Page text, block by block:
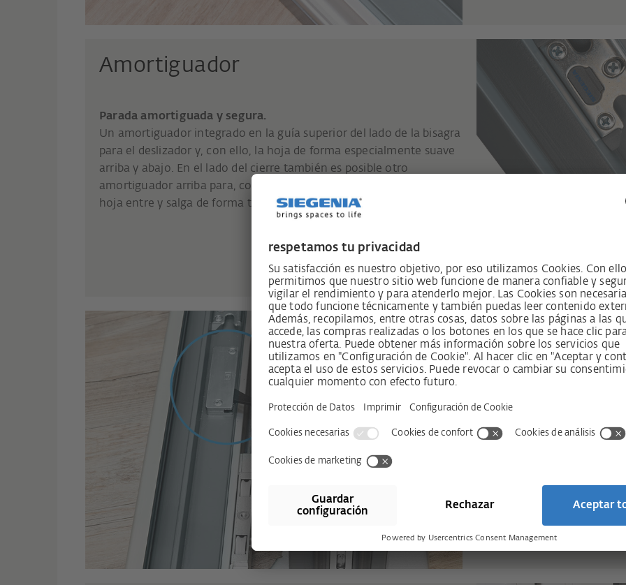
Amortiguador
Parada amortiguada y segura.
Un amortiguador integrado en la guía superior del lado de la bisagra
para el deslizador y, con ello, la hoja de forma especialmente suave
arriba y abajo. En el lado del cierre también es posible otro
amortiguador arriba para, como activador adicional, hacer que la
hoja entre y salga de forma todavía más suave.
Frenos de
Los frenos de cierre
forma muy suave e